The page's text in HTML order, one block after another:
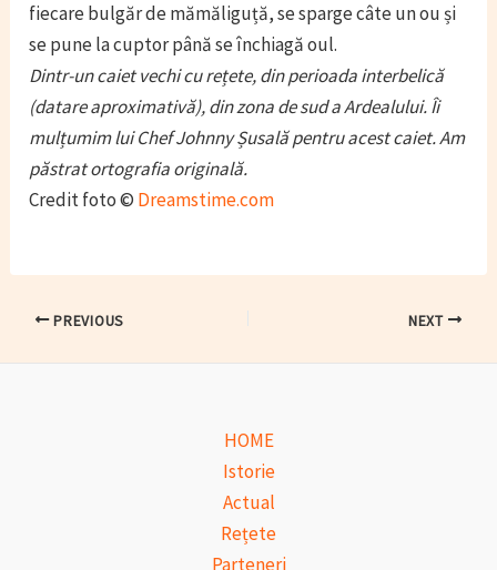
fiecare bulgăr de mămăliguță, se sparge câte un ou și
se pune la cuptor până se închiagă oul.
Dintr-un caiet vechi cu rețete, din perioada interbelică
(datare aproximativă), din zona de sud a Ardealului. Îi
mulțumim lui Chef Johnny Șusală pentru acest caiet. Am
păstrat ortografia originală.
Credit foto © Dreamstime.com
Post PREVIOUS NEXT
HOME
Istorie
Actual
Rețete
Parteneri